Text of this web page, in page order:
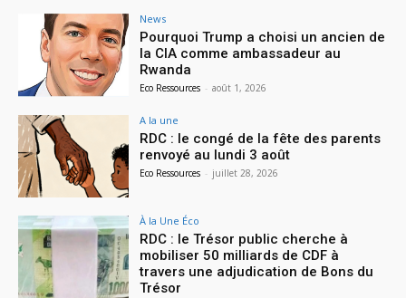
News
Pourquoi Trump a choisi un ancien de
la CIA comme ambassadeur au
Rwanda
Eco Ressources - août 1, 2026
A la une
RDC : le congé de la fête des parents
renvoyé au lundi 3 août
Eco Ressources - juillet 28, 2026
À la Une Éco
RDC : le Trésor public cherche à
mobiliser 50 milliards de CDF à
travers une adjudication de Bons du
Trésor